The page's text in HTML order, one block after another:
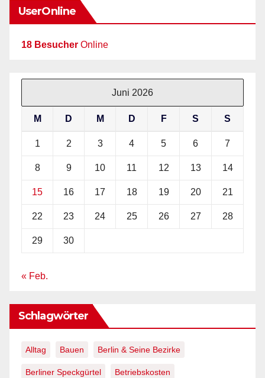
UserOnline
18 Besucher Online
Juni 2026
M D M D F S S
1 2 3 4 5 6 7
8 9 10 11 12 13 14
15 16 17 18 19 20 21
22 23 24 25 26 27 28
29 30
« Feb.
Schlagwörter
Alltag Bauen Berlin & Seine Bezirke
Berliner Speckgürtel Betriebskosten